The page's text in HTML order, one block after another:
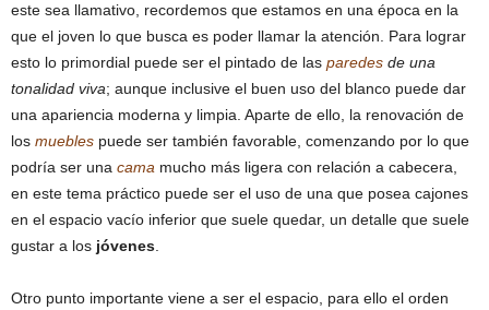
este sea llamativo, recordemos que estamos en una época en la
que el joven lo que busca es poder llamar la atención. Para lograr
esto lo primordial puede ser el pintado de las paredes de una
tonalidad viva; aunque inclusive el buen uso del blanco puede dar
una apariencia moderna y limpia. Aparte de ello, la renovación de
los muebles puede ser también favorable, comenzando por lo que
podría ser una cama mucho más ligera con relación a cabecera,
en este tema práctico puede ser el uso de una que posea cajones
en el espacio vacío inferior que suele quedar, un detalle que suele
gustar a los jóvenes
Otro punto importante viene a ser el espacio, para ello el orden